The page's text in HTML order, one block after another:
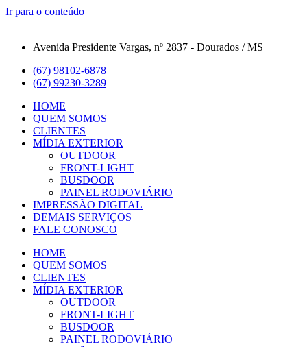
Ir para o conteúdo
Avenida Presidente Vargas, nº 2837 - Dourados / MS
(67) 98102-6878
(67) 99230-3289
HOME
QUEM SOMOS
CLIENTES
MÍDIA EXTERIOR
OUTDOOR
FRONT-LIGHT
BUSDOOR
PAINEL RODOVIÁRIO
IMPRESSÃO DIGITAL
DEMAIS SERVIÇOS
FALE CONOSCO
HOME
QUEM SOMOS
CLIENTES
MÍDIA EXTERIOR
OUTDOOR
FRONT-LIGHT
BUSDOOR
PAINEL RODOVIÁRIO